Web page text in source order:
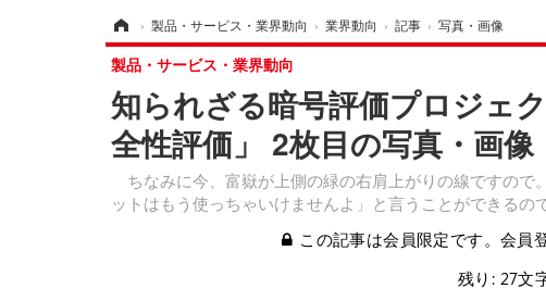
› 製品・サービス・業界動向 › 業界動向 › 記事 › 写真・画像
知られざる暗号評価プロジェ
全性評価」 2枚目の写真・画像
ちなみに今、富嶽が上側の緑の右肩上がりの線ですので
ットはもう使っちゃいけませんよ」と言うことができるので
製品・サービス・業界動向
この記事は会員限定です。会員
残り: 27文